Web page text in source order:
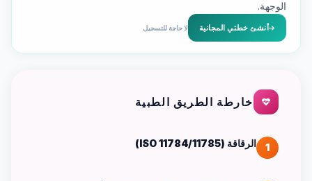
الوجهة.
أنشئ خطتي المجانية لا حاجة للتسجيل
خارطة الطريق الطبية
1 الرقاقة (ISO 11784/11785)